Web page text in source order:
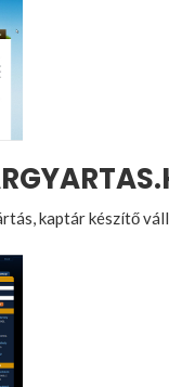
kaptár készítő